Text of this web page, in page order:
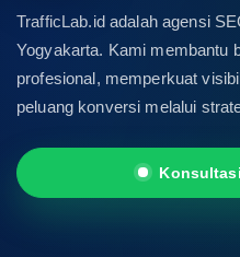
TrafficLab.id adalah agensi
Yogyakarta. Kami membantu
profesional, memperkuat
peluang konversi melalui